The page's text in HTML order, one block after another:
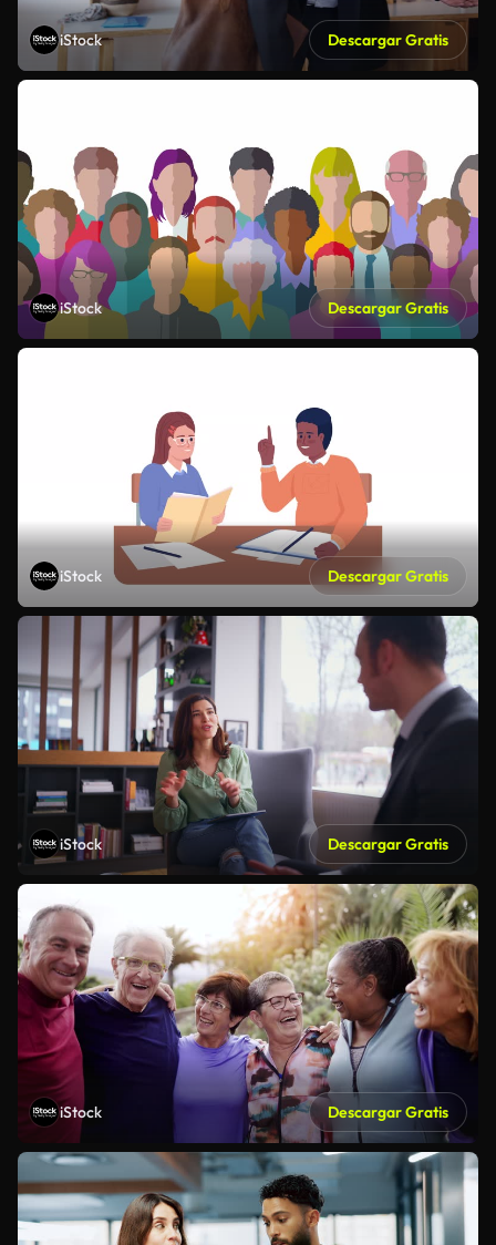
iStock Descargar Gratis
iStock Descargar Gratis
iStock Descargar Gratis
iStock Descargar Gratis
iStock Descargar Gratis